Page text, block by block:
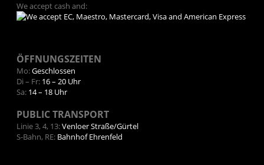
We accept cash and:
ÖFFNUNGSZEITEN
Mo:Geschlossen
Di – Fr:16 – 20 Uhr
Sa:14 – 18 Uhr
PUBLIC TRANSPORT
Linie 3, 4, 13:Venloer Straße/Gürtel
S-Bahn, RE: Bahnhof Ehrenfeld